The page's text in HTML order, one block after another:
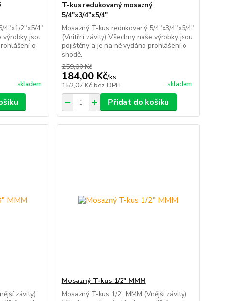
4"x1/2"x5/4"
výrobky jsou
o
skladem
T-kus redukovaný mosazný
5/4"x3/4"x5/4"
Mosazný T-kus redukovaný 5/4"x3/4"x5/4"
(Vnitřní závity) Všechny naše výrobky jsou
pojištěny a je na ně vydáno prohlášení o
shodě.
259,00 Kč
184,00 Kč/ks
152,07 Kč bez DPH skladem
Přidat do košíku
závity)
Mosazný T-kus 1/2" MMM
Mosazný T-kus 1/2" MMM (Vnější závity)